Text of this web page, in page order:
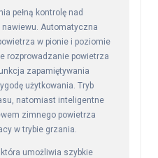
pełną kontrolę nad
Automatyczna
w pionie i poziomie
rozprowadzanie powietrza
zapamiętywania
użytkowania. Tryb
natomiast inteligentne
zimnego powietrza
w trybie grzania.
umożliwia szybkie